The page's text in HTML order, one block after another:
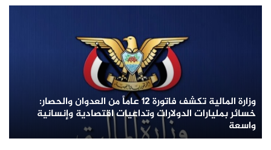
وزارة المالية تكشف فاتورة 12 عاماً من العدوان والحصار:
خسائر بمليارات الدولارات وتداعيات اقتصادية وإنسانية
واسعة